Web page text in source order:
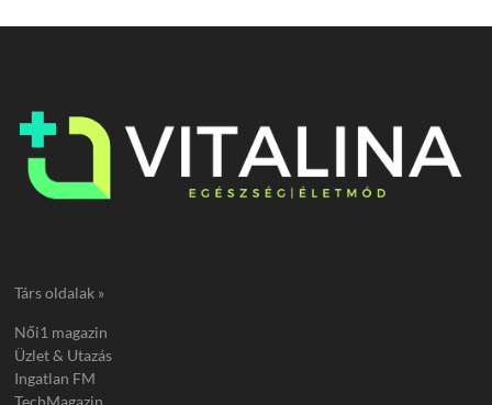
Társ oldalak »
Női1 magazin
Üzlet & Utazás
Ingatlan FM
TechMagazin